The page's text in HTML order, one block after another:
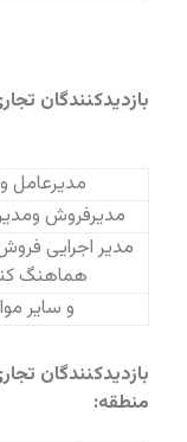
مدیرعامل
مدیرفروش ومدیر
مدیر اجرایی
هماهنگ
و سایر
بازدیدکنندگان
منطقه: